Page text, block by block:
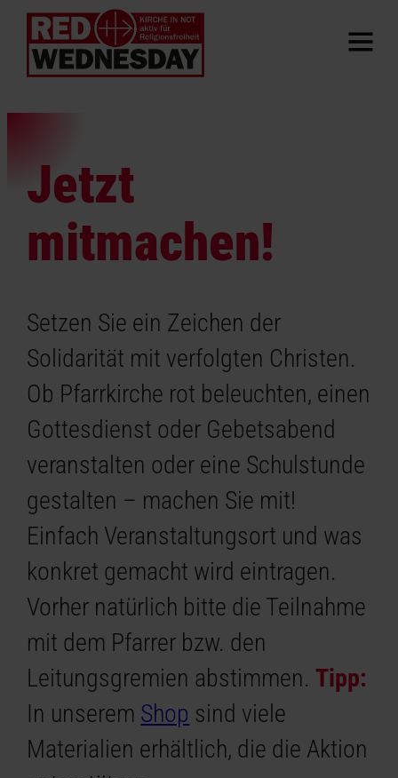
Jetzt
mitmachen!
Setzen Sie ein Zeichen der
Solidarität mit verfolgten Christen.
Ob Pfarrkirche rot beleuchten, einen
Gottesdienst oder Gebetsabend
veranstalten oder eine Schulstunde
gestalten – machen Sie mit!
Einfach Veranstaltungsort und was
konkret gemacht wird eintragen.
Vorher natürlich bitte die Teilnahme
mit dem Pfarrer bzw. den
Leitungsgremien abstimmen. Tipp:
In unserem Shop sind viele
Materialien erhältlich, die die Aktion